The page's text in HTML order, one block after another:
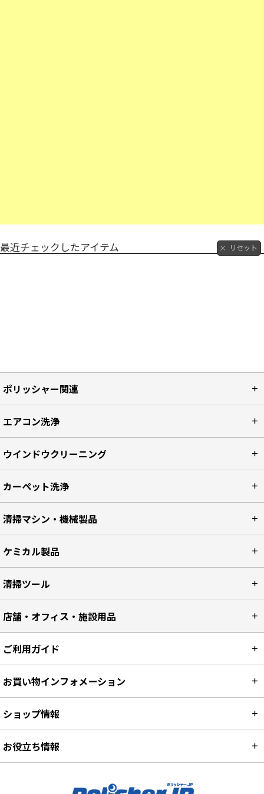
最近チェックしたアイテム リセット
ポリッシャー関連
エアコン洗浄
ウインドウクリーニング
カーペット洗浄
清掃マシン・機械製品
ケミカル製品
清掃ツール
店舗・オフィス・施設用品
ご利用ガイド
お買い物インフォメーション
ショップ情報
お役立ち情報